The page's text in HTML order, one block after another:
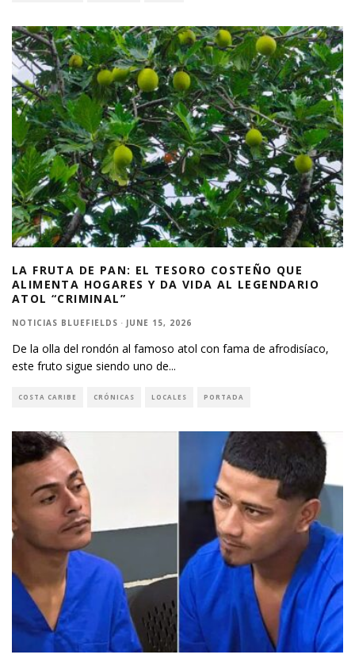
LA FRUTA DE PAN: EL TESORO COSTEÑO QUE
ALIMENTA HOGARES Y DA VIDA AL LEGENDARIO
ATOL “CRIMINAL”
NOTICIAS BLUEFIELDS · JUNE 15, 2026
De la olla del rondón al famoso atol con fama de afrodisíaco,
este fruto sigue siendo uno de...
COSTA CARIBE CRÓNICAS LOCALES PORTADA